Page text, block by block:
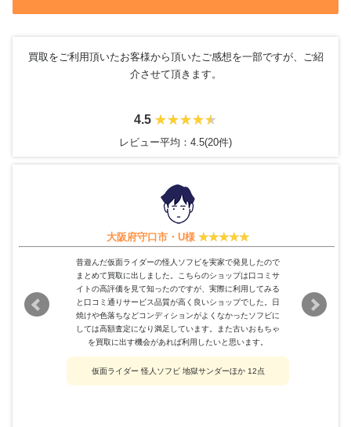
買取をご利用頂いたお客様から頂いたご感想を一部ですが、ご紹
介させて頂きます。
4.5
レビュー平均：4.5(20件)
大阪府守口市・U様
昔遊んだ仮面ライダーの怪人ソフビを実家で発見したので
まとめて買取に出しました。こちらのショップは口コミサ
イトの高評価を見て知ったのですが、実際に利用してみる
と口コミ通りサービス品質が高く良いショップでした。日
焼けや色落ちなどコンディションがよくなかったソフビに
しては高額査定になり満足しています。また古いおもちゃ
を買取に出す機会があれば利用したいと思います。
仮面ライダー 怪人ソフビ 地獄サンダーほか 12点